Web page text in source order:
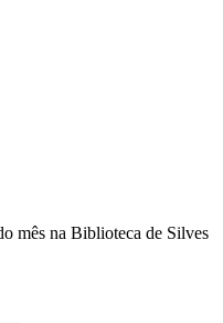
mês na Biblioteca de Silves